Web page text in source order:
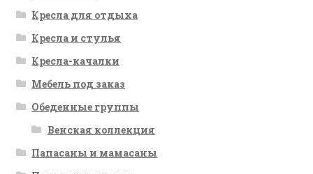
Кресла для отдыха
Кресла и стулья
Кресла-качалки
Мебель под заказ
Обеденные группы
Венская коллекция
Папасаны и мамасаны